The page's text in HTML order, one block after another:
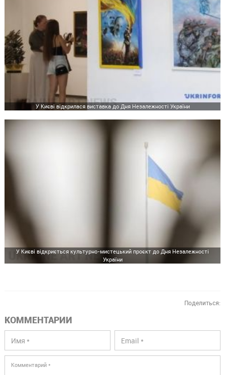
У Києві відкрилася виставка до Дня Незалежності України
У Києві відкриється культурно-мистецький проєкт до Дня Незалежності
України
Поделиться:
КОММЕНТАРИИ